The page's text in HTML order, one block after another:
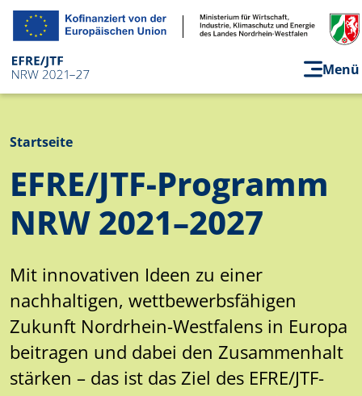
Direkt zum Inhalt
Menü
Pfadnavigation
Startseite
EFRE/JTF-Programm
NRW 2021–2027
Mit innovativen Ideen zu einer
nachhaltigen, wettbewerbsfähigen
Zukunft Nordrhein-Westfalens in Europa
beitragen und dabei den Zusammenhalt
stärken – das ist das Ziel des EFRE/JTF-